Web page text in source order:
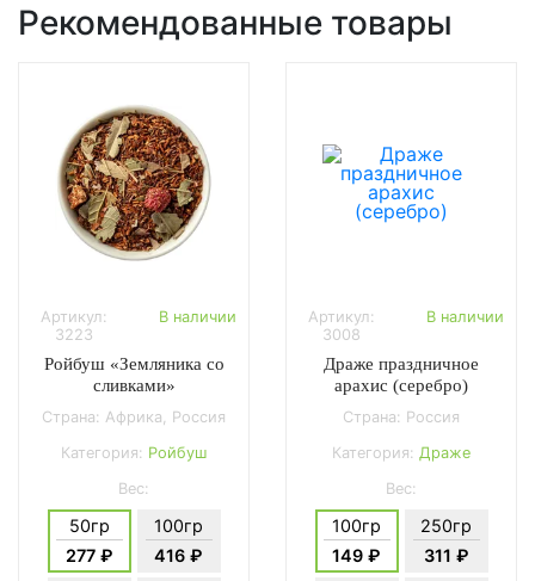
Рекомендованные товары
Артикул:
3223
В наличии
Ройбуш «Земляника со
сливками»
Страна: Африка, Россия
Категория: Ройбуш
Вес:
50гр
277 ₽
100гр
416 ₽
Артикул:
3008
В наличии
Драже праздничное
арахис (серебро)
Страна: Россия
Категория: Драже
Вес:
100гр
149 ₽
250гр
311 ₽